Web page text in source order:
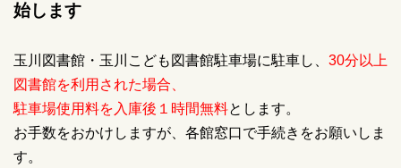
始します
玉川図書館・玉川こども図書館駐車場に駐車し、 30分以上
図書館を利用された場合、
駐車場使用料を入庫後１時間無料とします。
お手数をおかけしますが、各館窓口で手続きをお願いしま
す。